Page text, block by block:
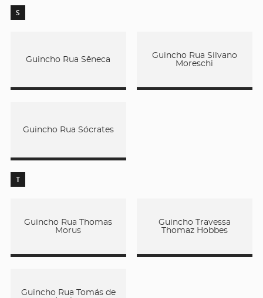
S
Guincho Rua Sêneca
Guincho Rua Silvano
Moreschi
Guincho Rua Sócrates
T
Guincho Rua Thomas
Morus
Guincho Travessa
Thomaz Hobbes
Guincho Rua Tomás de